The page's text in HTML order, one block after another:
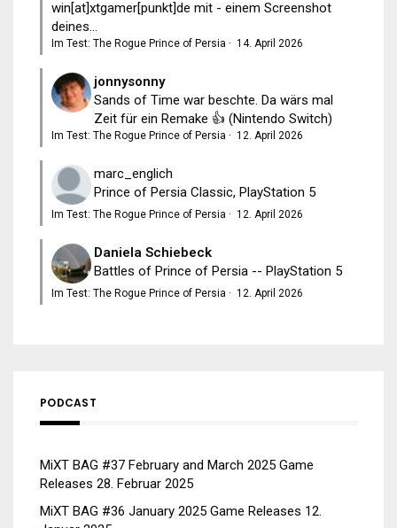
win[at]xtgamer[punkt]de mit - einem Screenshot
deines...
Im Test: The Rogue Prince of Persia · 14. April 2026
jonnysonny
Sands of Time war beschte. Da wärs mal
Zeit für ein Remake 👍 (Nintendo Switch)
Im Test: The Rogue Prince of Persia · 12. April 2026
marc_englich
Prince of Persia Classic, PlayStation 5
Im Test: The Rogue Prince of Persia · 12. April 2026
Daniela Schiebeck
Battles of Prince of Persia -- PlayStation 5
Im Test: The Rogue Prince of Persia · 12. April 2026
PODCAST
MiXT BAG #37 February and March 2025 Game
Releases 28. Februar 2025
MiXT BAG #36 January 2025 Game Releases 12.